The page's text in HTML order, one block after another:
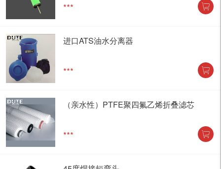
***
进口ATS油水分离器
***
（亲水性）PTFE聚四氟乙烯折叠滤芯
***